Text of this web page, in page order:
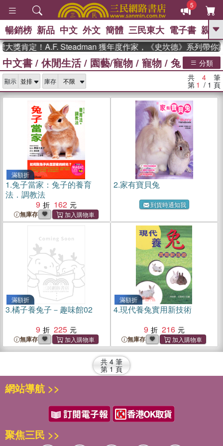
5
GO
熱搜： 東野圭吾 、 高希均教授回憶錄
、 The Odyssey 、 父親節 、 如果歷
國際布克
獎 臺灣漫遊錄 、 方念華 、 台灣的李
數學女孩：黎曼猜想
偉大的迷走神經
暢銷榜 新品 中文 外文 簡體 三民東大 電子書 親子
獎肯定！A.F. Steadman 獲年度作家，《史坎德》系列帶你
中文書 / 休閒生活/ 園藝/寵物 / 寵物 / 兔 分類
顯示 庫存 共 4 筆
第 1 / 1 頁
滿額折
1.兔子當家：兔子的養育
法．調教法
9
162
無庫存
2.家有寶貝兔
到貨時通知我
滿額折
3.橘子養兔子－趣味館02
9
225
無庫存
滿額折
4.現代養兔實用新技術
9
216
無庫存
共 4 筆
第 1 頁
網站導航 >>
聚焦三民 >>